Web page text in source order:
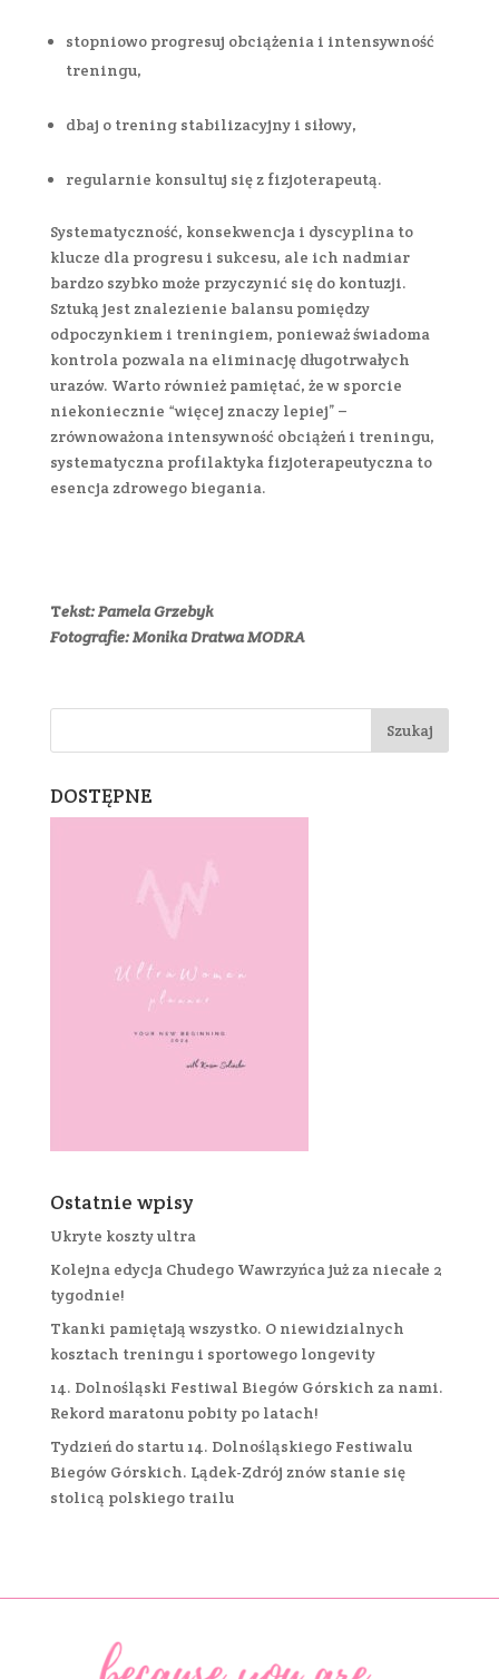
stopniowo progresuj obciążenia i intensywność
treningu,
dbaj o trening stabilizacyjny i siłowy,
regularnie konsultuj się z fizjoterapeutą.
Systematyczność, konsekwencja i dyscyplina to
klucze dla progresu i sukcesu, ale ich nadmiar
bardzo szybko może przyczynić się do kontuzji.
Sztuką jest znalezienie balansu pomiędzy
odpoczynkiem i treningiem, ponieważ świadoma
kontrola pozwala na eliminację długotrwałych
urazów. Warto również pamiętać, że w sporcie
niekoniecznie “więcej znaczy lepiej” –
zrównoważona intensywność obciążeń i treningu,
systematyczna profilaktyka fizjoterapeutyczna to
esencja zdrowego biegania.
Tekst: Pamela Grzebyk
Fotografie: Monika Dratwa MODRA
DOSTĘPNE
Ostatnie wpisy
Ukryte koszty ultra
Kolejna edycja Chudego Wawrzyńca już za niecałe 2
tygodnie!
Tkanki pamiętają wszystko. O niewidzialnych
kosztach treningu i sportowego longevity
14. Dolnośląski Festiwal Biegów Górskich za nami.
Rekord maratonu pobity po latach!
Tydzień do startu 14. Dolnośląskiego Festiwalu
Biegów Górskich. Lądek-Zdrój znów stanie się
stolicą polskiego trailu